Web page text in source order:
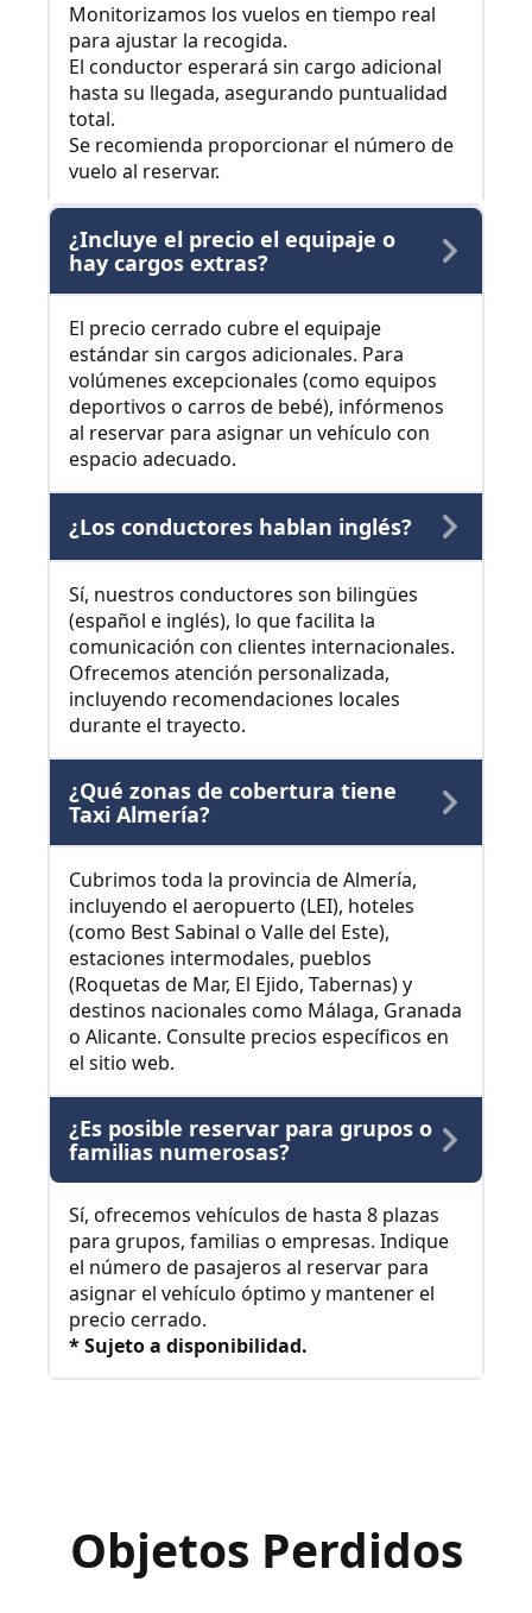
Monitorizamos los vuelos en tiempo real
para ajustar la recogida.
El conductor esperará sin cargo adicional
hasta su llegada, asegurando puntualidad
total.
Se recomienda proporcionar el número de
vuelo al reservar.
¿Incluye el precio el equipaje o
hay cargos extras?
El precio cerrado cubre el equipaje
estándar sin cargos adicionales. Para
volúmenes excepcionales (como equipos
deportivos o carros de bebé), infórmenos
al reservar para asignar un vehículo con
espacio adecuado.
¿Los conductores hablan inglés?
Sí, nuestros conductores son bilingües
(español e inglés), lo que facilita la
comunicación con clientes internacionales.
Ofrecemos atención personalizada,
incluyendo recomendaciones locales
durante el trayecto.
¿Qué zonas de cobertura tiene
Taxi Almería?
Cubrimos toda la provincia de Almería,
incluyendo el aeropuerto (LEI), hoteles
(como Best Sabinal o Valle del Este),
estaciones intermodales, pueblos
(Roquetas de Mar, El Ejido, Tabernas) y
destinos nacionales como Málaga, Granada
o Alicante. Consulte precios específicos en
el sitio web.
¿Es posible reservar para grupos o
familias numerosas?
Sí, ofrecemos vehículos de hasta 8 plazas
para grupos, familias o empresas. Indique
el número de pasajeros al reservar para
asignar el vehículo óptimo y mantener el
precio cerrado.
* Sujeto a disponibilidad.
Objetos Perdidos